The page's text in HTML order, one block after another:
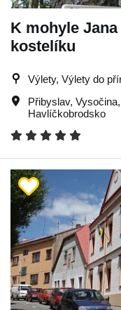
K mohyle
kostelíku
Výlety, Výlety do
Přibyslav, Vysočina,
Havlíčkobrodsko